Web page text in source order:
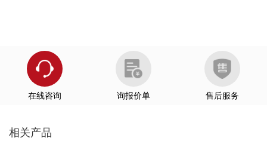
Laser Nanofactory对器件中的不同材料采用不
Baravykas, A. Eremin, and U. Steinmann,“Femtosecond Laser-
Based Integration of Nano-Membranes into Organ-on-a-Chip
Systems”,
Materials
2020, 13, 3076 (2020).
[11] T. Tičkūnas, D. Paipulas, and V. Purlys, “Dynamic voxel size
[12] T. Tičkūnas, D. Paipulas, and V. Purlys, “4Pi multiphoton
刻蚀等领域的应用！
在线咨询 询报价单 售后服务
相关产品